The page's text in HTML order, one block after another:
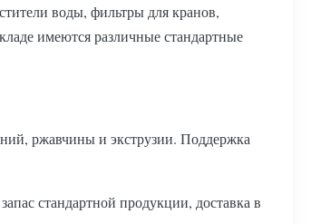
воды, фильтры для кранов,
имеются различные стандартные
ржавчины и экструзии. Поддержка
стандартной продукции, доставка в